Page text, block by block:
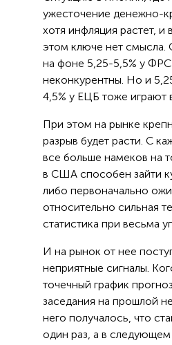
ужесточение денежно-
хотя инфляция растет, и
этом ключе нет смысла.
на фоне 5,25-5,5% у
неконкурентны. Но и
4,5% у ЕЦБ тоже играют
При этом на рынке
разрыв будет расти. С
все больше намеков на
в США способен зайти
либо первоначально
относительно сильная
статистика при весьма
И на рынок от нее
неприятные сигналы.
точечный график
заседания на прошлой
него получалось, что
один раз, а в следующем